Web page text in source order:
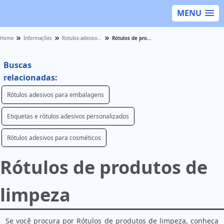
MENU
Home Informações Rotulos-adesivos - Categoria Rótulos de produtos de limpeza
Buscas
relacionadas:
Rótulos adesivos para embalagens
Etiquetas e rótulos adesivos personalizados
Rótulos adesivos para cosméticos
Rótulos de produtos de
limpeza
Se você procura por Rótulos de produtos de limpeza, conheça